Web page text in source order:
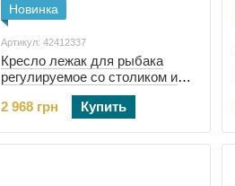
Новинка
Артикул: 42412337
Кресло лежак для рыбака
регулируемое со столиком и
подставкой Bonro B-23 карп
зеленое (42412337)
2 968 грн Купить